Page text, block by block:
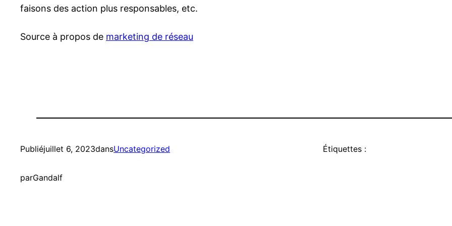
faisons des action plus responsables, etc.
Source à propos de marketing de réseau
Publiéjuillet 6, 2023dansUncategorized
parGandalf
Étiquettes :